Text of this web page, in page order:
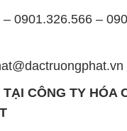
0901.326.566 –
CÔNG TY HÓA